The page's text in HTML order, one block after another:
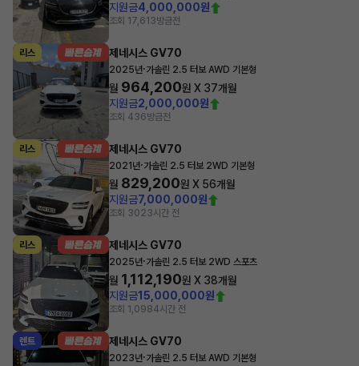
지원금4,000,000원
조회 17,613방금전
리스 제네시스 GV70
2025년·가솔린 2.5 터보 AWD 기본형
월 964,200원 X 37개월
지원금2,000,000원
조회 436방금전
리스 제네시스 GV70
2021년·가솔린 2.5 터보 2WD 기본형
월 829,200원 X 56개월
지원금7,000,000원
조회 3023시간 전
리스 제네시스 GV70
2025년·가솔린 2.5 터보 2WD 스포츠
월 1,112,190원 X 38개월
지원금15,000,000원
조회 1,0984시간 전
렌트 제네시스 GV70
2023년·가솔린 2.5 터보 AWD 기본형